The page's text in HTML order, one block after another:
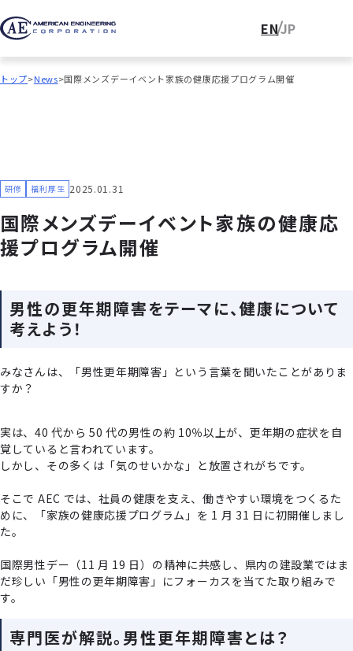
ENJP
トップ News 国際メンズデーイベント家族の健康応援プログラム開催
研修 福利厚生 2025.01.31
国際メンズデーイベント家族の健康応
援プログラム開催
男性の更年期障害をテーマに、健康について
考えよう！
みなさんは、「男性更年期障害」という⾔葉を聞いたことがありま
すか？
実は、40 代から 50 代の男性の約 10％以上が、更年期の症状を⾃
覚していると⾔われています。
しかし、その多くは「気のせいかな」と放置されがちです。
そこで AEC では、社員の健康を⽀え、働きやすい環境をつくるた
めに、「家族の健康応援プログラム」を 1 ⽉ 31 ⽇に初開催しまし
た。
国際男性デー（11 ⽉ 19 ⽇）の精神に共感し、県内の建設業ではま
だ珍しい「男性の更年期障害」にフォーカスを当てた取り組みで
す。
専⾨医が解説。男性更年期障害とは？